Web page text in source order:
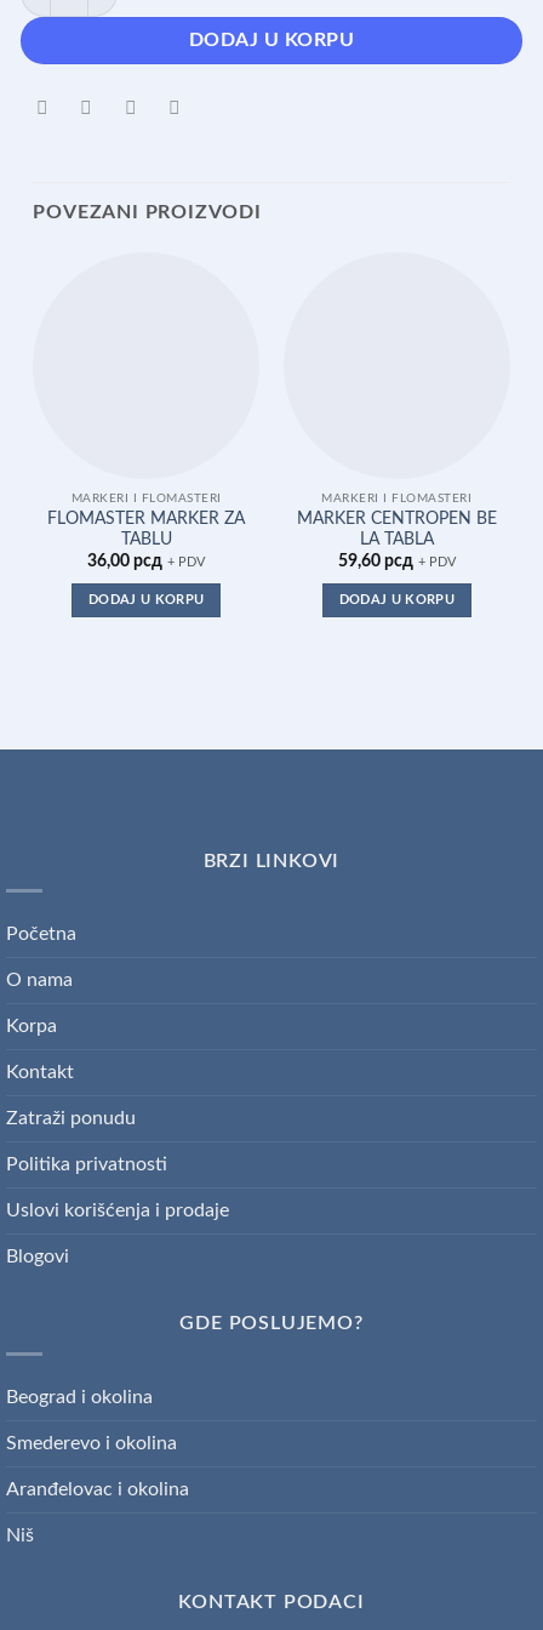
DODAJ U KORPU
POVEZANI PROIZVODI
MARKERI I FLOMASTERI
FLOMASTER MARKER ZA
TABLU
36,00рсд + PDV
DODAJ U KORPU
MARKERI I FLOMASTERI
MARKER CENTROPEN BE
LA TABLA
59,60 рсд + PDV
DODAJ U KORPU
BRZI LINKOVI
Početna
O nama
Korpa
Kontakt
Zatraži ponudu
Politika privatnosti
Uslovi korišćenja i prodaje
Blogovi
GDE POSLUJEMO?
Beograd i okolina
Smederevo i okolina
Aranđelovac i okolina
Niš
KONTAKT PODACI